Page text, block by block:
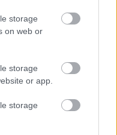
storage
on web or
storage
or app.
storage